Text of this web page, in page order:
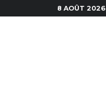
8 AOÛT 2026